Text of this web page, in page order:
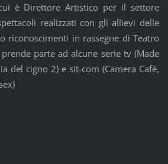
è Direttore Artistico per il settore
realizzati con gli allievi delle
riconoscimenti in rassegne di Teatro
parte ad alcune serie tv (Made
del cigno 2) e sit-com (Camera Cafè,